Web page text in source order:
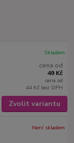
cena od
49 Kč
cena od
44 Kč bez DPH
Skladem
Zvolit variantu
Není skladem